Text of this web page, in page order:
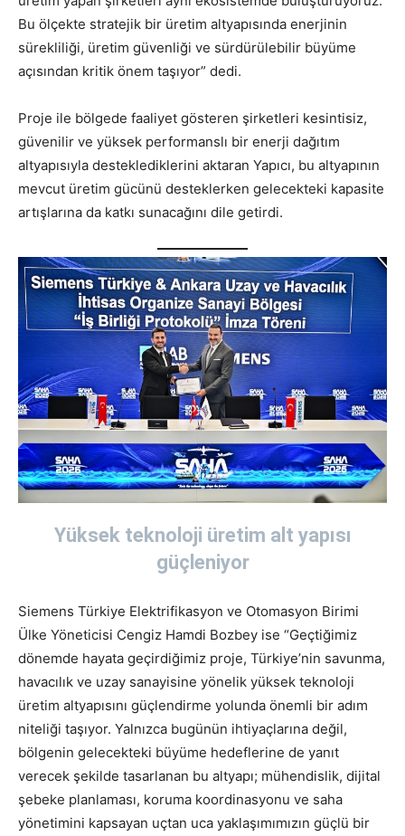
Bu ölçekte stratejik bir üretim altyapısında enerjinin
sürekliliği, üretim güvenliği ve sürdürülebilir büyüme
açısından kritik önem taşıyor” dedi.
Proje ile bölgede faaliyet gösteren şirketleri kesintisiz,
güvenilir ve yüksek performanslı bir enerji dağıtım
altyapısıyla desteklediklerini aktaran Yapıcı, bu altyapının
mevcut üretim gücünü desteklerken gelecekteki kapasite
artışlarına da katkı sunacağını dile getirdi.
Yüksek teknoloji üretim alt yapısı
güçleniyor
Siemens Türkiye Elektrifikasyon ve Otomasyon Birimi
Ülke Yöneticisi Cengiz Hamdi Bozbey ise “Geçtiğimiz
dönemde hayata geçirdiğimiz proje, Türkiye’nin savunma,
havacılık ve uzay sanayisine yönelik yüksek teknoloji
üretim altyapısını güçlendirme yolunda önemli bir adım
niteliği taşıyor. Yalnızca bugünün ihtiyaçlarına değil,
bölgenin gelecekteki büyüme hedeflerine de yanıt
verecek şekilde tasarlanan bu altyapı; mühendislik, dijital
şebeke planlaması, koruma koordinasyonu ve saha
yönetimini kapsayan uçtan uca yaklaşımımızın güçlü bir